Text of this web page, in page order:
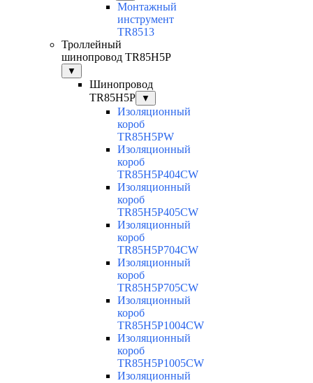
Монтажный
инструмент
TR8513
Троллейный
шинопровод TR85H5P
▼
Шинопровод
TR85H5P
▼
Изоляционный
короб
TR85H5PW
Изоляционный
короб
TR85H5P404CW
Изоляционный
короб
TR85H5P405CW
Изоляционный
короб
TR85H5P704CW
Изоляционный
короб
TR85H5P705CW
Изоляционный
короб
TR85H5P1004CW
Изоляционный
короб
TR85H5P1005CW
Изоляционный